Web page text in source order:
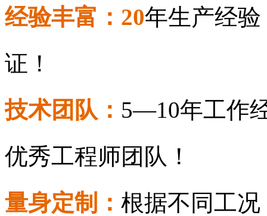
经验丰富：20年生产经
证！
技术团队： 5—10年工作
优秀工程师团队！
量身定制： 根据不同工